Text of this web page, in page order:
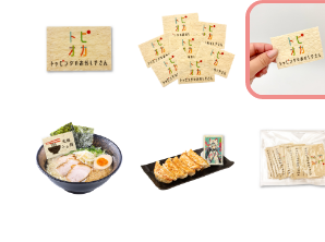
トッピングシート ライスプレート